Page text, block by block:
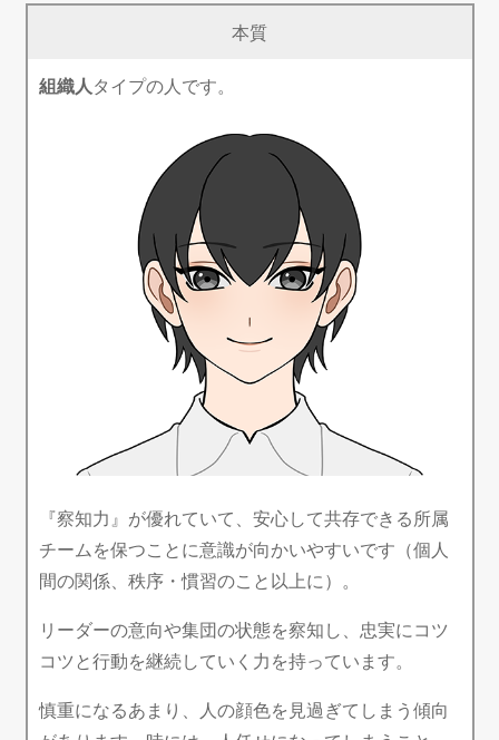
本質
組織人 タイプの人です。
『察知力』が優れていて、安心して共存できる所属
チームを保つことに意識が向かいやすいです（個人
間の関係、秩序・慣習のこと以上に）。
リーダーの意向や集団の状態を察知し、忠実にコツ
コツと行動を継続していく力を持っています。
慎重になるあまり、人の顔色を見過ぎてしまう傾向